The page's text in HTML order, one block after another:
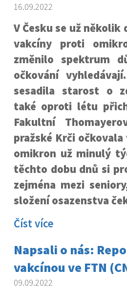
16.09.2022
V Česku se už několik
vakcíny proti
změnilo spektrum
očkování
sesadila starost o
také oproti létu
Fakultní
pražské Krči
omikron už minulý
těchto dobu dnů si
zejména mezi
složení osazenstva
Číst více
Napsali o nás:
vakcínou ve FTN
09.09.2022